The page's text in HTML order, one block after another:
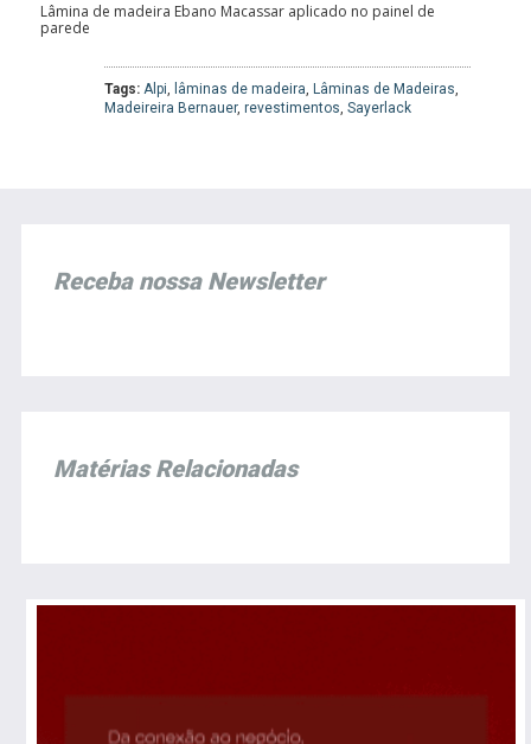
Lâmina de madeira Ebano Macassar aplicado no painel de
parede
Tags: Alpi, lâminas de madeira, Lâminas de Madeiras,
Madeireira Bernauer, revestimentos, Sayerlack
Receba nossa Newsletter
Matérias Relacionadas